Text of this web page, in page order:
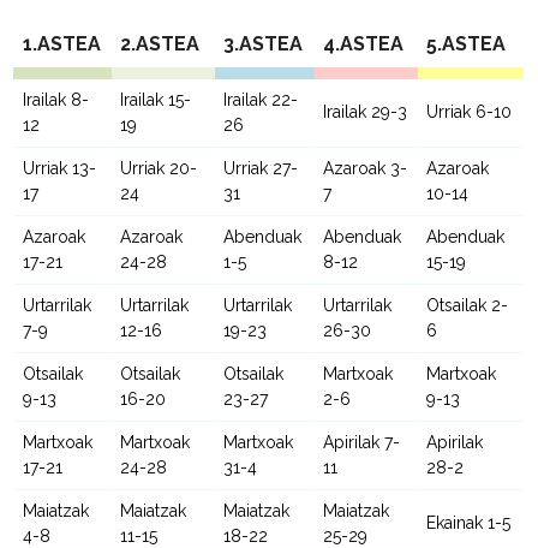
1.ASTEA 2.ASTEA 3.ASTEA 4.ASTEA 5.ASTEA
Irailak 8-
12
Irailak 15-
19
Irailak 22-
26
Irailak 29-3 Urriak 6-10
Urriak 13-
17
Urriak 20-
24
Urriak 27-
31
Azaroak 3-
7
Azaroak
10-14
Azaroak
17-21
Azaroak
24-28
Abenduak
1-5
Abenduak
8-12
Abenduak
15-19
Urtarrilak
7-9
Urtarrilak
12-16
Urtarrilak
19-23
Urtarrilak
26-30
Otsailak 2-
6
Otsailak
9-13
Otsailak
16-20
Otsailak
23-27
Martxoak
2-6
Martxoak
9-13
Martxoak
17-21
Martxoak
24-28
Martxoak
31-4
Apirilak 7-
11
Apirilak
28-2
Maiatzak
4-8
Maiatzak
11-15
Maiatzak
18-22
Maiatzak
25-29
Ekainak 1-5